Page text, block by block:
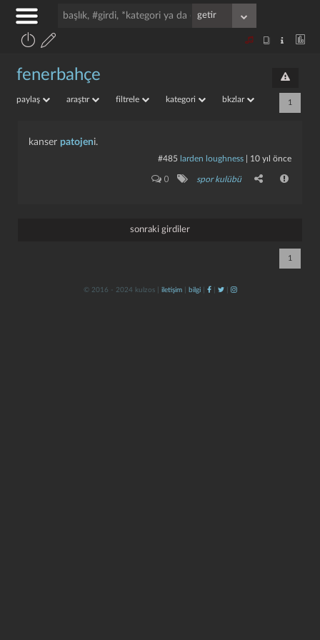
fenerbahçe
paylaş araştır filtrele kategori bkzlar 1
kanser patojeni.
#485 larden loughness 10 yıl önce
0 spor kulübü
sonraki girdiler
1
© 2016 - 2024 kulzos | iletişim| bilgi| | |